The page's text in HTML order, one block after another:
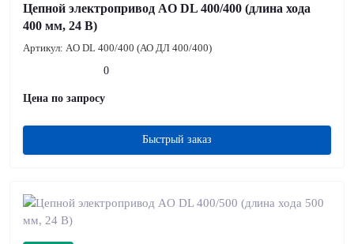
Цепной электропривод AO DL 400/400 (длина хода
400 мм, 24 В)
Артикул: AO DL 400/400 (АО ДЛ 400/400)
0
Цена по запросу
Быстрый заказ